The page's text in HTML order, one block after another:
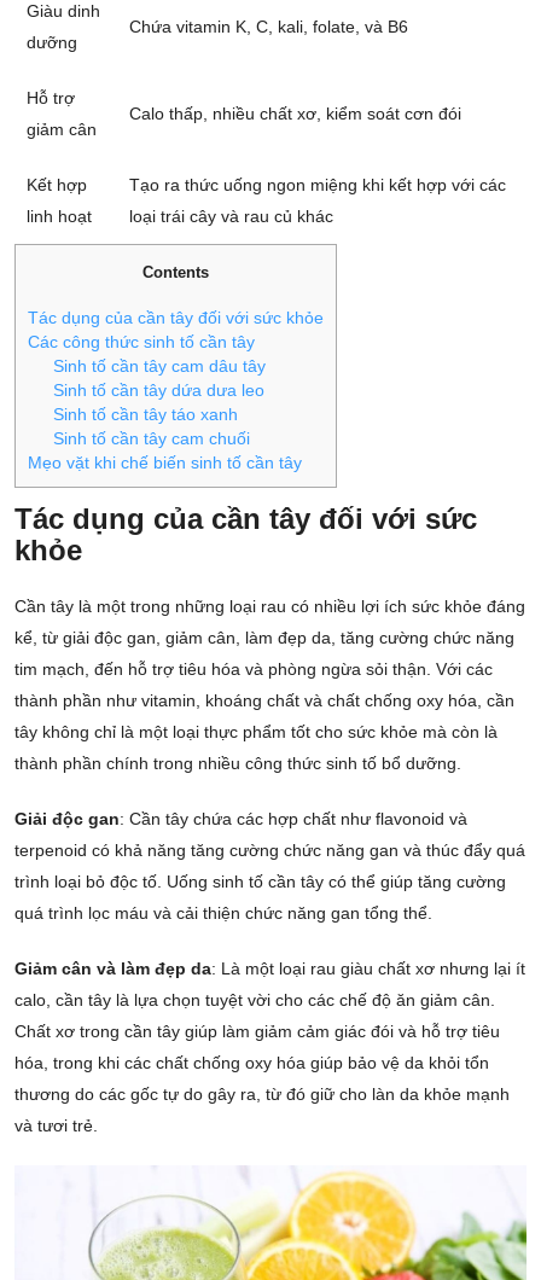
Giàu dinh
dưỡng
Chứa vitamin K, C, kali, folate, và B6
Hỗ trợ
giảm cân
Calo thấp, nhiều chất xơ, kiểm soát cơn đói
Kết hợp
linh hoạt
Tạo ra thức uống ngon miệng khi kết hợp với các
loại trái cây và rau củ khác
Contents
Tác dụng của cần tây đối với sức khỏe
Các công thức sinh tố cần tây
Sinh tố cần tây cam dâu tây
Sinh tố cần tây dứa dưa leo
Sinh tố cần tây táo xanh
Sinh tố cần tây cam chuối
Mẹo vặt khi chế biến sinh tố cần tây
Tác dụng của cần tây đối với sức
khỏe
Cần tây là một trong những loại rau có nhiều lợi ích sức khỏe đáng
kể, từ giải độc gan, giảm cân, làm đẹp da, tăng cường chức năng
tim mạch, đến hỗ trợ tiêu hóa và phòng ngừa sỏi thận. Với các
thành phần như vitamin, khoáng chất và chất chống oxy hóa, cần
tây không chỉ là một loại thực phẩm tốt cho sức khỏe mà còn là
thành phần chính trong nhiều công thức sinh tố bổ dưỡng.
Giải độc gan: Cần tây chứa các hợp chất như flavonoid và
terpenoid có khả năng tăng cường chức năng gan và thúc đẩy quá
trình loại bỏ độc tố. Uống sinh tố cần tây có thể giúp tăng cường
quá trình lọc máu và cải thiện chức năng gan tổng thể.
Giảm cân và làm đẹp da: Là một loại rau giàu chất xơ nhưng lại ít
calo, cần tây là lựa chọn tuyệt vời cho các chế độ ăn giảm cân.
Chất xơ trong cần tây giúp làm giảm cảm giác đói và hỗ trợ tiêu
hóa, trong khi các chất chống oxy hóa giúp bảo vệ da khỏi tổn
thương do các gốc tự do gây ra, từ đó giữ cho làn da khỏe mạnh
và tươi trẻ.